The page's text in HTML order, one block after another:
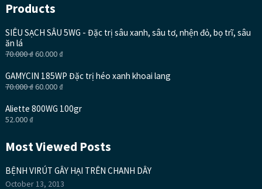
Products
SIÊU SẠCH SÂU 5WG - Đặc trị sâu xanh, sâu tơ, nhện đỏ, bọ trĩ, sâu
ăn lá
70.000₫60.000 ₫
GAMYCIN 185WP Đặc trị héo xanh khoai lang
70.000₫60.000 ₫
Aliette 800WG 100gr
52.000 ₫
Most Viewed Posts
BỆNH VIRÚT GÂY HẠI TRÊN CHANH DÂY
October 13, 2013